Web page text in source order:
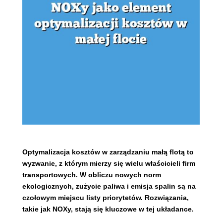
Optymalizacja kosztów w zarządzaniu małą flotą to
wyzwanie, z którym mierzy się wielu właścicieli firm
transportowych. W obliczu nowych norm
ekologicznych, zużycie paliwa i emisja spalin są na
czołowym miejscu listy priorytetów. Rozwiązania,
takie jak NOXy, stają się kluczowe w tej układance.